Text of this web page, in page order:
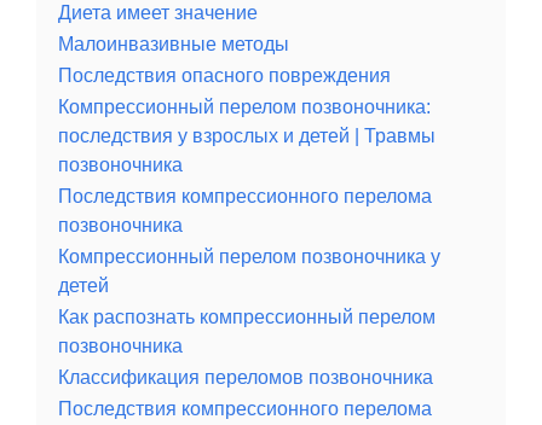
Диета имеет значение
Малоинвазивные методы
Последствия опасного повреждения
Компрессионный перелом позвоночника:
последствия у взрослых и детей | Травмы
позвоночника
Последствия компрессионного перелома
позвоночника
Компрессионный перелом позвоночника у
детей
Как распознать компрессионный перелом
позвоночника
Классификация переломов позвоночника
Последствия компрессионного перелома